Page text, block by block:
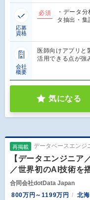
応募
資格
必須
・データ
タ抽出・
会社
概要
医師向けアプリと
活用できる点が
気になる
再掲載 データベースエンジ
【データエンジニア
／世界初のAI技術を
合同会社dotData Japan
800万円～1199万円
北